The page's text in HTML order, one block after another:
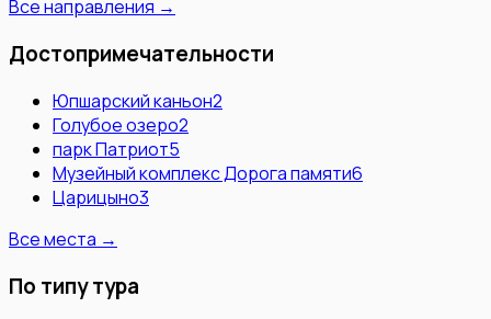
Все направления →
Достопримечательности
Юпшарский каньон2
Голубое озеро2
парк Патриот5
Музейный комплекс Дорога памяти6
Царицыно3
Все места →
По типу тура